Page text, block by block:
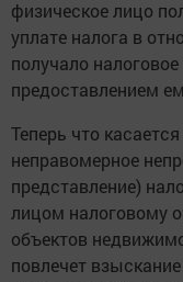
физическое лицо
уплате налога в
получало
предоставлением
Теперь что
неправомерное
представление)
лицом налоговому
объектов
повлечет